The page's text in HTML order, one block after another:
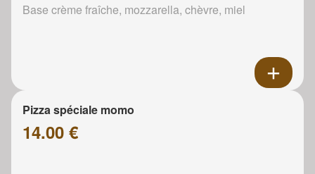
Base crème fraîche, mozzarella, chèvre, miel
Pizza spéciale momo
14.00 €